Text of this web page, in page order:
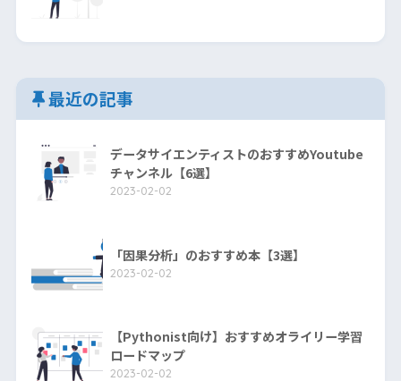
最近の記事
データサイエンティストのおすすめYoutube
チャンネル【6選】
2023-02-02
「因果分析」のおすすめ本【3選】
2023-02-02
【Pythonist向け】おすすめオライリー学習
ロードマップ
2023-02-02